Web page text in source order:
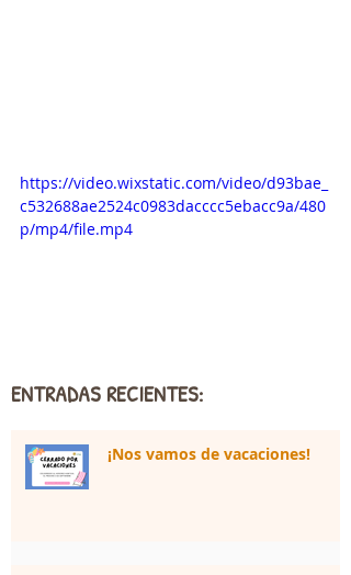
https://video.wixstatic.com/video/d93bae_
c532688ae2524c0983dacccc5ebacc9a/480
p/mp4/file.mp4
ENTRADAS RECIENTES:
¡Nos vamos de vacaciones!